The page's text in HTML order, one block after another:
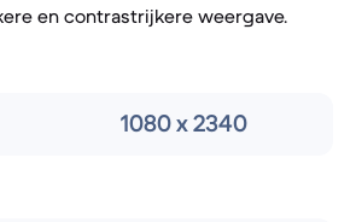
en contrastrijkere weergave.
1080 x 2340